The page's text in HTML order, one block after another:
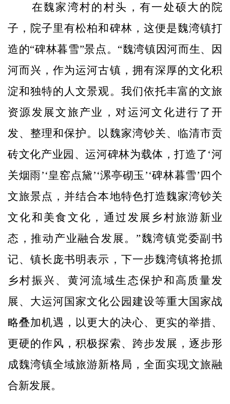
在魏家湾村的村头，有一处硕大的院
子，院子里有松柏和碑林，这便是魏湾镇打
造的“碑林暮雪”景点。“魏湾镇因河而生、因
河而兴，作为运河古镇，拥有深厚的文化积
淀和独特的人文景观。我们依托丰富的文旅
资源发展文旅产业，对运河文化进行了开
发、整理和保护。以魏家湾钞关、临清市贡
砖文化产业园、运河碑林为载体，打造了‘河
关烟雨’‘皇窑点黛’‘漯亭砌玉’‘碑林暮雪’四个
文旅景点，并结合本地特色打造魏家湾钞关
文化和美食文化，通过发展乡村旅游新业
态，推动产业融合发展。”魏湾镇党委副书
记、镇长庞书明表示，下一步魏湾镇将抢抓
乡村振兴、黄河流域生态保护和高质量发
展、大运河国家文化公园建设等重大国家战
略叠加机遇，以更大的决心、更实的举措、
更硬的作风，积极探索、跨步发展，逐步形
成魏湾镇全域旅游新格局，全面实现文旅融
合新发展。